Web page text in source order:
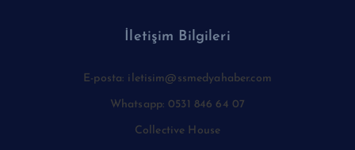
İletişim Bilgileri
E-posta: iletisim@ssmedyahaber.com
Whatsapp: 0531 846 64 07
Collective House